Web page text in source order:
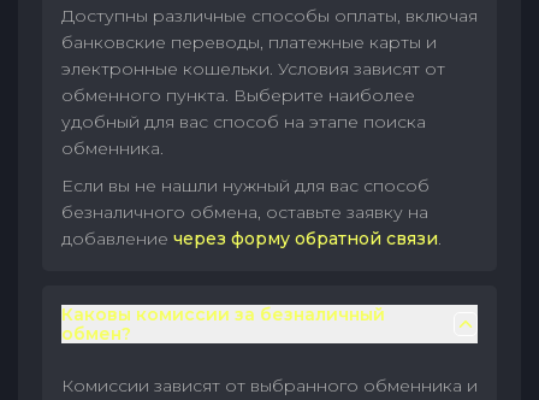
Доступны различные способы оплаты, включая
банковские переводы, платежные карты и
электронные кошельки. Условия зависят от
обменного пункта. Выберите наиболее
удобный для вас способ на этапе поиска
обменника.
Если вы не нашли нужный для вас способ
безналичного обмена, оставьте заявку на
добавление через форму обратной связи.
Каковы комиссии за безналичный
обмен?
Комиссии зависят от выбранного обменника и